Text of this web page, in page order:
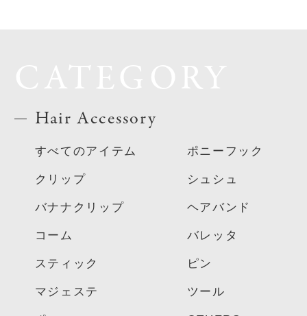
Hair Accessory
すべてのアイテム
クリップ
バナナクリップ
コーム
スティック
マジェステ
ポニーフック
シュシュ
ヘアバンド
バレッタ
ピン
ツール